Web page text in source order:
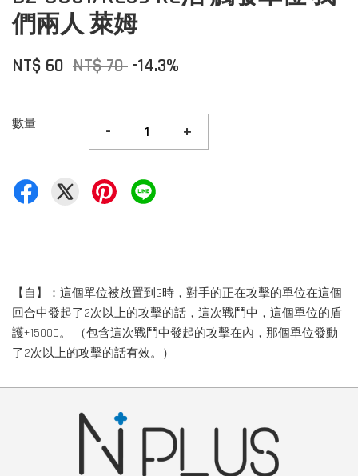
們兩人 萊姆
NT$ 60 NT$ 70 -14.3%
數量 - +
【自】：這個單位被放置到G時，對手的正在攻擊的單位在這個
回合中發起了2次以上的攻擊的話，這次戰鬥中，這個單位的盾
護+15000。 （包含這次戰鬥中發起的攻擊在內，那個單位發動
了2次以上的攻擊的話有效。）